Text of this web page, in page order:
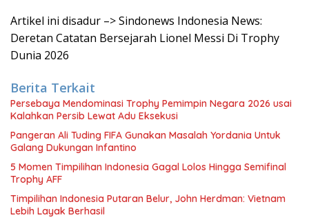
Artikel ini disadur –> Sindonews Indonesia News:
Deretan Catatan Bersejarah Lionel Messi Di Trophy
Dunia 2026
Berita Terkait
Persebaya Mendominasi Trophy Pemimpin Negara 2026 usai
Kalahkan Persib Lewat Adu Eksekusi
Pangeran Ali Tuding FIFA Gunakan Masalah Yordania Untuk
Galang Dukungan Infantino
5 Momen Timpilihan Indonesia Gagal Lolos Hingga Semifinal
Trophy AFF
Timpilihan Indonesia Putaran Belur, John Herdman: Vietnam
Lebih Layak Berhasil